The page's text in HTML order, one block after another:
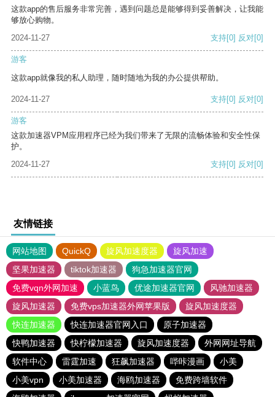
这款app的售后服务非常完善，遇到问题总是能够得到妥善解决，让我能
够放心购物。
2024-11-27
支持[0] 反对[0]
游客
这款app就像我的私人助理，随时随地为我的办公提供帮助。
2024-11-27 支持[0] 反对[0]
游客
这款加速器VPM应用程序已经为我们带来了无限的流畅体验和安全性保
护。
2024-11-27
支持[0] 反对[0]
友情链接
网站地图 QuickQ 旋风加速度器
旋风加速
坚果加速器
tiktok加速器
狗急加速器官网
免费vqn外网加速
小蓝鸟 优途加速器官网
风驰加速器
旋风加速器
免费vps加速器外网苹果版
旋风加速度器
快连加速器
快连加速器官网入口
原子加速器
快鸭加速器
快柠檬加速器 旋风加速度器
外网网址导航
软件中心
雷霆加速 狂飙加速器 哔咔漫画
小美
小美vpn
小美加速器 海鸥加速器
免费跨墙软件